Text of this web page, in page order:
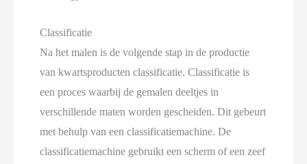
Classificatie
Na het malen is de volgende stap in de productie
van kwartsproducten classificatie. Classificatie is
een proces waarbij de gemalen deeltjes in
verschillende maten worden gescheiden. Dit gebeurt
met behulp van een classificatiemachine. De
classificatiemachine gebruikt een scherm of een zeef